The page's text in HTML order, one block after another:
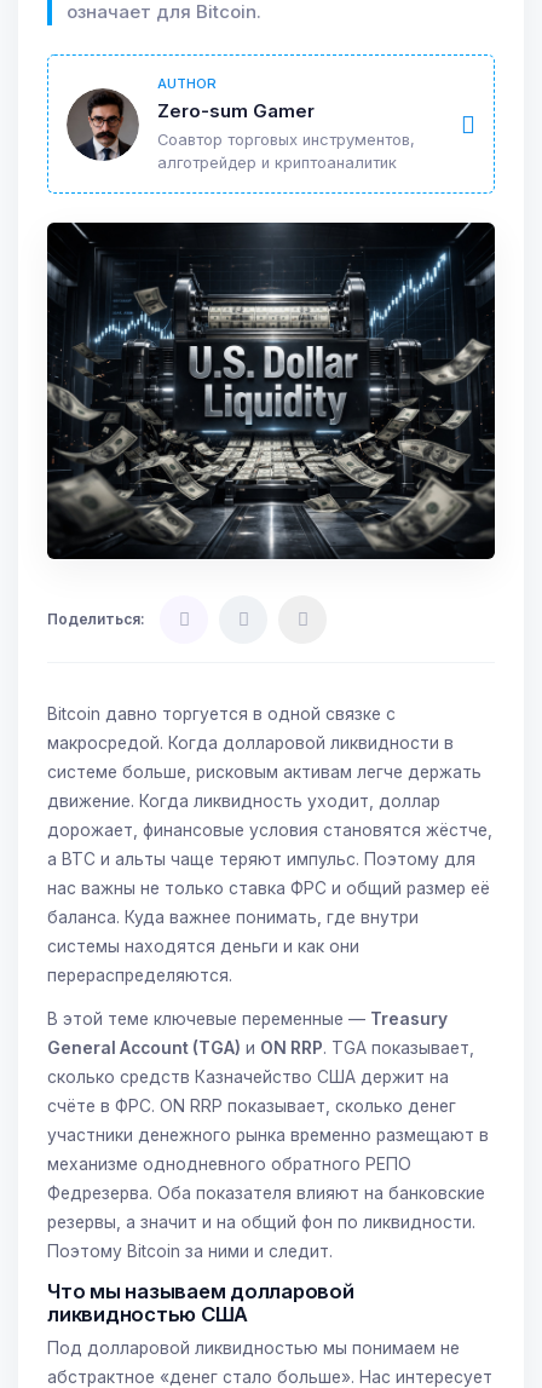
означает для Bitcoin.
AUTHOR
Zero-sum Gamer
Соавтор торговых инструментов,
алготрейдер и криптоаналитик
Поделиться:
Bitcoin давно торгуется в одной связке с
макросредой. Когда долларовой ликвидности в
системе больше, рисковым активам легче держать
движение. Когда ликвидность уходит, доллар
дорожает, финансовые условия становятся жёстче,
а BTC и альты чаще теряют импульс. Поэтому для
нас важны не только ставка ФРС и общий размер её
баланса. Куда важнее понимать, где внутри
системы находятся деньги и как они
перераспределяются.
В этой теме ключевые переменные — Treasury
General Account (TGA) и ON RRP. TGA показывает,
сколько средств Казначейство США держит на
счёте в ФРС. ON RRP показывает, сколько денег
участники денежного рынка временно размещают в
механизме однодневного обратного РЕПО
Федрезерва. Оба показателя влияют на банковские
резервы, а значит и на общий фон по ликвидности.
Поэтому Bitcoin за ними и следит.
Что мы называем долларовой
ликвидностью США
Под долларовой ликвидностью мы понимаем не
абстрактное «денег стало больше». Нас интересует